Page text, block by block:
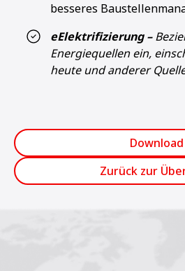
besseres
eElektrifizierung –
Energiequellen ein,
heute und anderer
Download
Zurück zur